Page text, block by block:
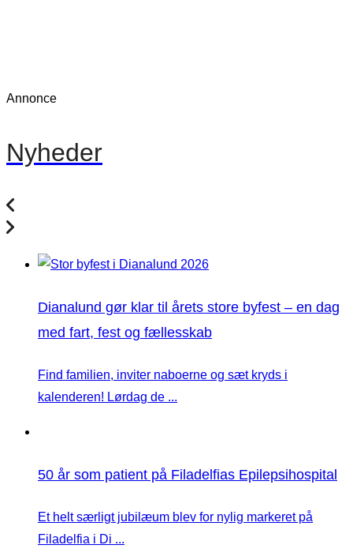
Annonce
Nyheder
Dianalund gør klar til årets store byfest – en dag
med fart, fest og fællesskab
Find familien, inviter naboerne og sæt kryds i
kalenderen! Lørdag de ...
50 år som patient på Filadelfias Epilepsihospital
Et helt særligt jubilæum blev for nylig markeret på
Filadelfia i Di ...